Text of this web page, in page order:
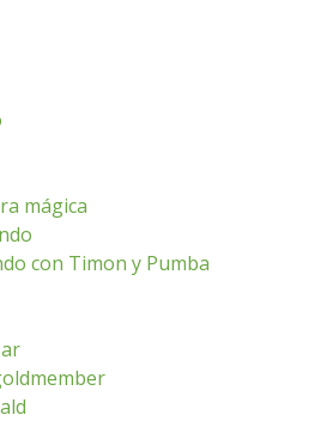
mágica
con Timon y Pumba